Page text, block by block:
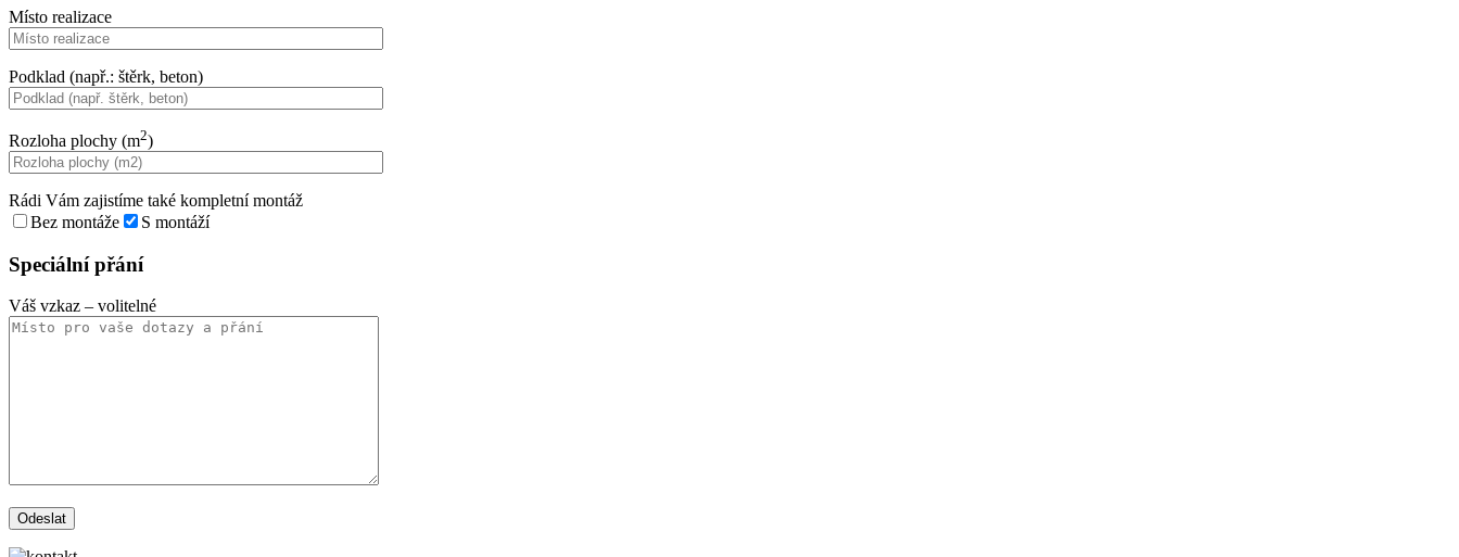
Místo realizace
Podklad (např.: štěrk, beton)
Rozloha plochy (m2)
Rádi Vám zajistíme také kompletní montáž
Bez montáže
S montáží
Speciální přání
Váš vzkaz – volitelné